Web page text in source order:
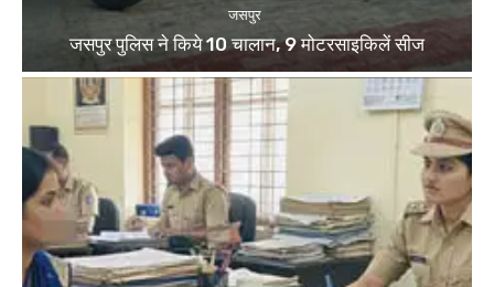
जसपुर
जसपुर पुलिस ने किये 10 चालान, 9 मोटरसाइकिलें सीज